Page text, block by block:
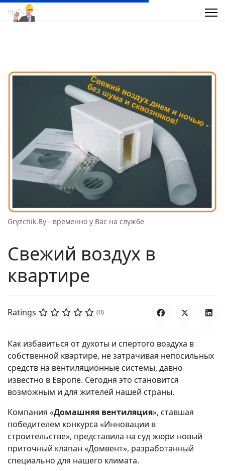
Gryzchik.By - временно у Вас на службе
Свежий воздух в
квартире
Ratings (0)
Как избавиться от духоты и спертого воздуха в
собственной квартире, не затрачивая непосильных
средств на вентиляционные системы, давно
известно в Европе. Сегодня это становится
возможным и для жителей нашей страны.
Компания «Домашняя вентиляция», ставшая
победителем конкурса «Инновации в
строительстве», представила на суд жюри новый
приточный клапан «Домвент», разработанный
специально для нашего климата.